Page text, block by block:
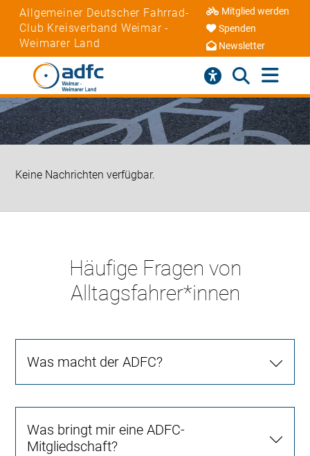
Allgemeiner Deutscher Fahrrad-
Club Kreisverband Weimar -
Weimarer Land
Mitglied werden
Spenden
Newsletter
Keine Nachrichten verfügbar.
Häufige Fragen von
Alltagsfahrer*innen
Was macht der ADFC?
Was bringt mir eine ADFC-
Mitgliedschaft?